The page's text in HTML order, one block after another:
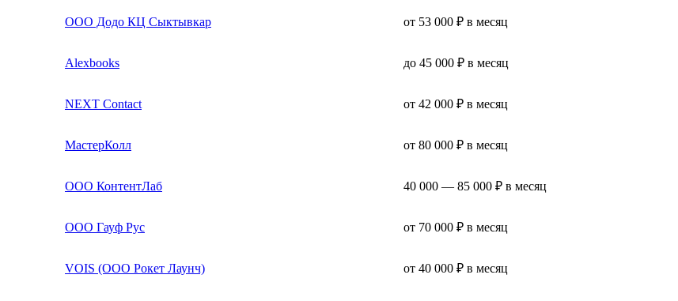
ООО Додо КЦ Сыктывкар от 53 000 ₽ в месяц
Alexbooks до 45 000 ₽ в месяц
NEXT Contact от 42 000 ₽ в месяц
МастерКолл от 80 000 ₽ в месяц
ООО КонтентЛаб 40 000 — 85 000 ₽ в месяц
ООО Гауф Рус от 70 000 ₽ в месяц
VOIS (ООО Рокет Лаунч) от 40 000 ₽ в месяц